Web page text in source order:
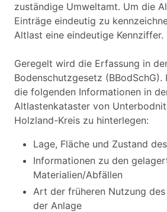
zuständige Umweltamt. Um die
Einträge eindeutig zu
Altlast eine eindeutige Kennziffer.
Geregelt wird die Erfassung in
Bodenschutzgesetz (BBodSchG).
die folgenden Informationen in
Altlastenkataster von
Holzland-Kreis zu hinterlegen:
Lage, Fläche und Zustand
Informationen zu den
Materialien/Abfällen
Art der früheren Nutzung
der Anlage